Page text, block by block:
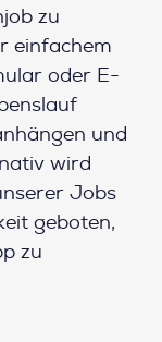
zu
einfachem
oder E-
und
wird
Jobs
geboten,
zu